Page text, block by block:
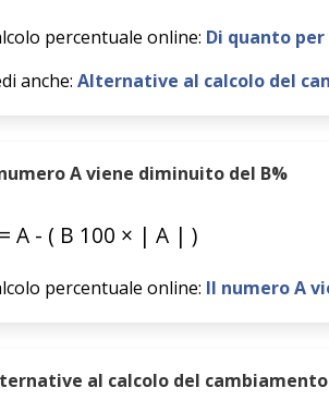
percentuale online: Di quanto
anche: Alternative al calcolo del
A viene diminuito del B%
= A - ( B 100 × | A | )
percentuale online: Il numero A
al calcolo del cambiamento